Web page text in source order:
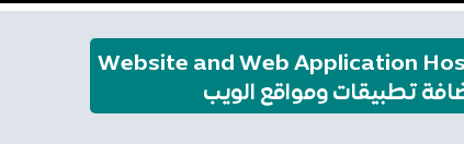
Website and Web Application
تطبيقات ومواقع الويب